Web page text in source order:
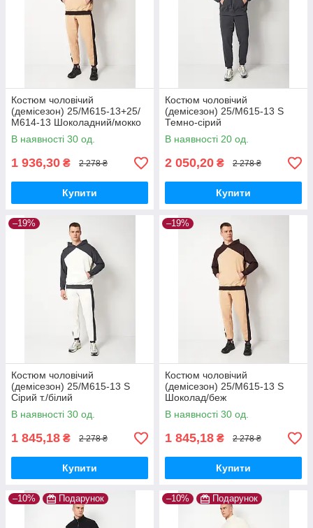
Костюм чоловічий
(демісезон) 25/М615-13+25/
М614-13 Шоколадний/мокко
S
В наявності 30 од.
1 936,30 ₴ 2 278 ₴
Купити
Костюм чоловічий
(демісезон) 25/М615-13 S
Темно-сірий
В наявності 20 од.
2 050,20 ₴ 2 278 ₴
Купити
–19%
Костюм чоловічий
(демісезон) 25/М615-13 S
Сірий т./білий
В наявності 30 од.
1 845,18 ₴ 2 278 ₴
Купити
–19%
Костюм чоловічий
(демісезон) 25/М615-13 S
Шоколад/беж
В наявності 30 од.
1 845,18 ₴ 2 278 ₴
Купити
–10% Подарунок –10% Подарунок